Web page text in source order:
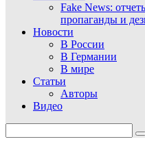
Fake News:
пропаганды и
Новости
В России
В Германии
В мире
Статьи
Авторы
Видео
for: